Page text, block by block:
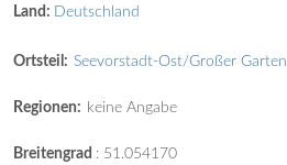
Land: Deutschland
Ortsteil: Seevorstadt-Ost/Großer Garten
Regionen: keine Angabe
Breitengrad : 51.054170